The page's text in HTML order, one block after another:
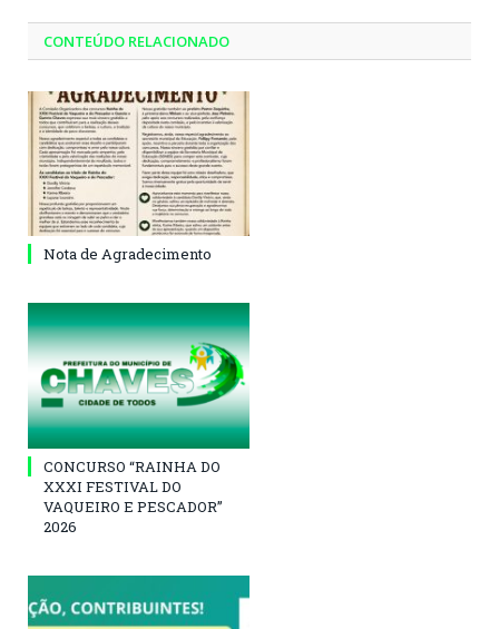
CONTEÚDO RELACIONADO
Nota de Agradecimento
CONCURSO “RAINHA DO
XXXI FESTIVAL DO
VAQUEIRO E PESCADOR”
2026